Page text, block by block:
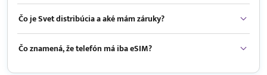
Čo je Svet distribúcia a aké mám záruky?
Čo znamená, že telefón má iba eSIM?